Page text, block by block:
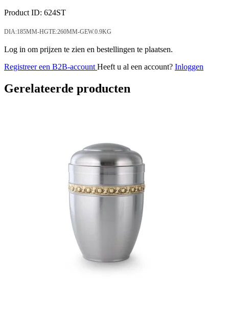
Product ID: 624ST
DIA:185MM-HGTE:260MM-GEW.0.9KG
Log in om prijzen te zien en bestellingen te plaatsen.
Registreer een B2B-account Heeft u al een account? Inloggen
Gerelateerde producten